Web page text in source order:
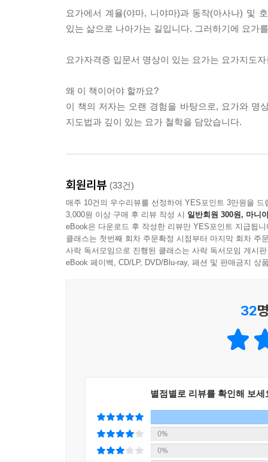
요가에서 계율(야마, 니야마)과 동작(아사나) 및
있는 삶으로 나아가는 길입니다. 그러하기에 요가
요가자격증 입문서 명상이 있는 요가는 요가지도
왜 이 책이어야 할까요?
이 책의 저자는 오랜 경험을 바탕으로, 요가와 명
지도법과 깊이 있는 요가 철학을 담았습니다.
회원리뷰 (33건)
매주 10건의 우수리뷰를 선정하여 YES포인트 3만원을 드
3,000원 이상 구매 후 리뷰 작성 시 일반회원 300원, 마니
eBook은 다운로드 후 작성한 리뷰만 YES포인트 지급됩니
클래스는 첫번째 회차 주문확정 시점부터 마지막 회차 주
사락 독서모임으로 진행된 클래스는 사락 독서모임 게시
eBook 페이백, CD/LP, DVD/Blu-ray, 패션 및 판매금지 상
32
별점별로 리뷰를 확인해 보세
0%
0%